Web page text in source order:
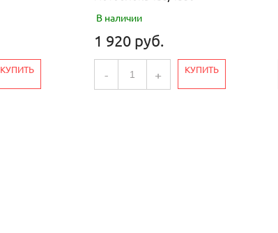
КУПИТЬ
В наличии
1 920 руб.
- + КУПИТЬ